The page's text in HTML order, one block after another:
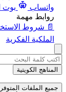
واتساب
بوت
روابط مهمة
📄 شروط
الملكية الفكرية
المناهج الكويتية
جميع الملفات